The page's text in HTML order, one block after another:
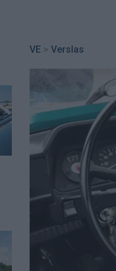
VE > Verslas